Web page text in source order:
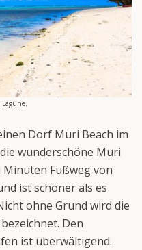
Dorf Muri Beach im
wunderschöne Muri
Minuten Fußweg von
ist schöner als es
ohne Grund wird die
Den
ist überwältigend.